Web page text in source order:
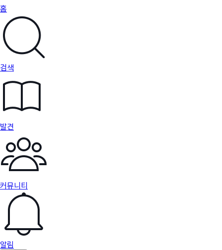
홈
검색
발견
커뮤니티
알림